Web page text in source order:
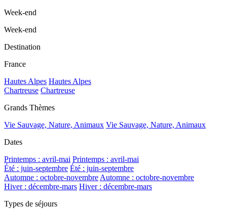
Week-end
Week-end
Destination
France
Hautes Alpes Hautes Alpes
Chartreuse Chartreuse
Grands Thèmes
Vie Sauvage, Nature, Animaux Vie Sauvage, Nature, Animaux
Dates
Printemps : avril-mai Printemps : avril-mai
Été : juin-septembre Été : juin-septembre
Automne : octobre-novembre Automne : octobre-novembre
Hiver : décembre-mars Hiver : décembre-mars
Types de séjours